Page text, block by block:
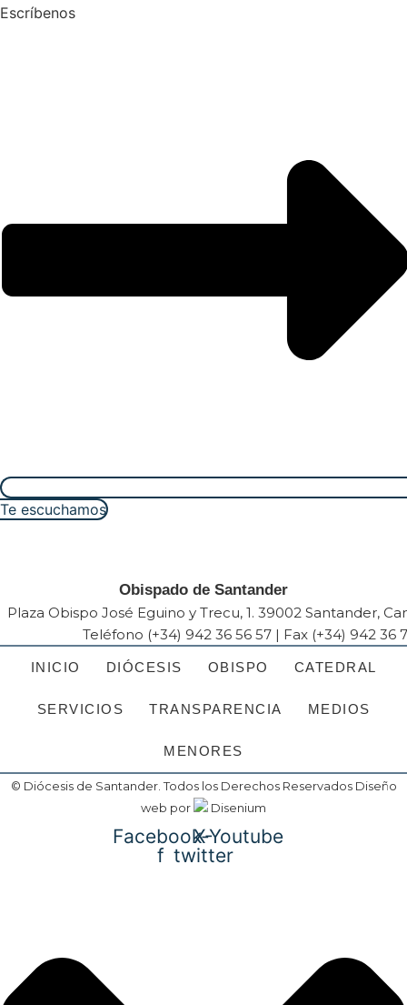
Escríbenos
Te escuchamos
Obispado de Santander
Plaza Obispo José Eguino y Trecu, 1. 39002 Santander,
Teléfono (+34) 942 36 56 57 | Fax (+34) 942 36
INICIO DIÓCESIS OBISPO CATEDRAL
SERVICIOS TRANSPARENCIA MEDIOS
MENORES
© Diócesis de Santander. Todos los Derechos Reservados Diseño
web por Disenium
Facebook-
f
X-
twitter
Youtube